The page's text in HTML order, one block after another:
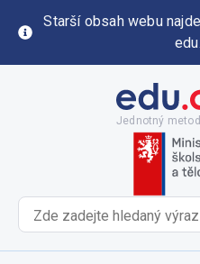
Starší obsah webu
Jednotný